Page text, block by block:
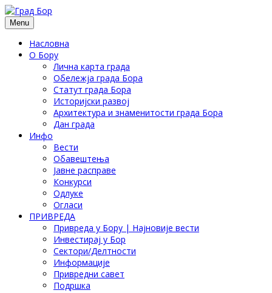
Menu
Насловна
О Бору
Лична карта града
Обележја града Бора
Статут града Бора
Историјски развој
Архитектура и знаменитости града Бора
Дан града
Инфо
Вести
Обавештења
Јавне расправе
Конкурси
Одлуке
Огласи
ПРИВРЕДА
Привреда у Бору | Најновије вести
Инвестирај у Бор
Сектори/Делтности
Информације
Привредни савет
Подршка